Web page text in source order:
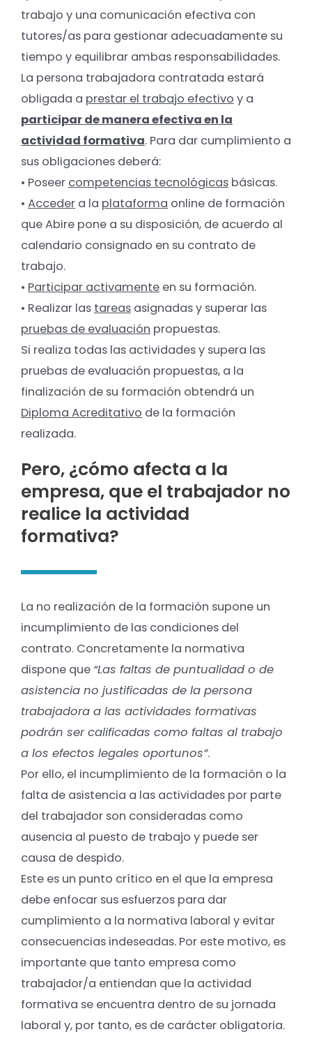
trabajo y una comunicación efectiva con
tutores/as para gestionar adecuadamente su
tiempo y equilibrar ambas responsabilidades.
La persona trabajadora contratada estará
obligada a prestar el trabajo efectivo y a
participar de manera efectiva en la
actividad formativa. Para dar cumplimiento a
sus obligaciones deberá:
• Poseer competencias tecnológicas básicas.
• Acceder a la plataforma online de formación
que Abire pone a su disposición, de acuerdo al
calendario consignado en su contrato de
trabajo.
• Participar activamente en su formación.
• Realizar las tareas asignadas y superar las
pruebas de evaluación propuestas.
Si realiza todas las actividades y supera las
pruebas de evaluación propuestas, a la
finalización de su formación obtendrá un
Diploma Acreditativo de la formación
realizada.
Pero, ¿cómo afecta a la
empresa, que el trabajador no
realice la actividad
formativa?
La no realización de la formación supone un
incumplimiento de las condiciones del
contrato. Concretamente la normativa
dispone que “Las faltas de puntualidad o de
asistencia no justificadas de la persona
trabajadora a las actividades formativas
podrán ser calificadas como faltas al trabajo
a los efectos legales oportunos”.
Por ello, el incumplimiento de la formación o la
falta de asistencia a las actividades por parte
del trabajador son consideradas como
ausencia al puesto de trabajo y puede ser
causa de despido.
Este es un punto crítico en el que la empresa
debe enfocar sus esfuerzos para dar
cumplimiento a la normativa laboral y evitar
consecuencias indeseadas. Por este motivo, es
importante que tanto empresa como
trabajador/a entiendan que la actividad
formativa se encuentra dentro de su jornada
laboral y, por tanto, es de carácter obligatoria.